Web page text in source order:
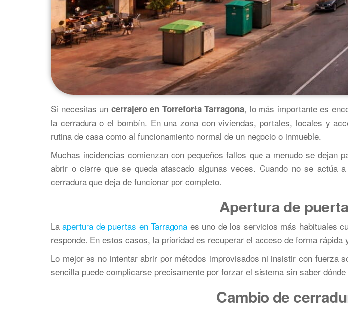
Si necesitas un cerrajero en Torreforta Tarragona, lo más importante es
la cerradura o el bombín. En una zona con viviendas, portales, locales y
rutina de casa como al funcionamiento normal de un negocio o inmueble.
Muchas incidencias comienzan con pequeños fallos que a menudo se
abrir o cierre que se queda atascado algunas veces. Cuando no se actúa
cerradura que deja de funcionar por completo.
Apertura de
Laapertura de puertas en Tarragona es uno de los servicios más habituales
responde. En estos casos, la prioridad es recuperar el acceso de forma
Lo mejor es no intentar abrir por métodos improvisados ni insistir con fuerza
sencilla puede complicarse precisamente por forzar el sistema sin saber
Cambio de